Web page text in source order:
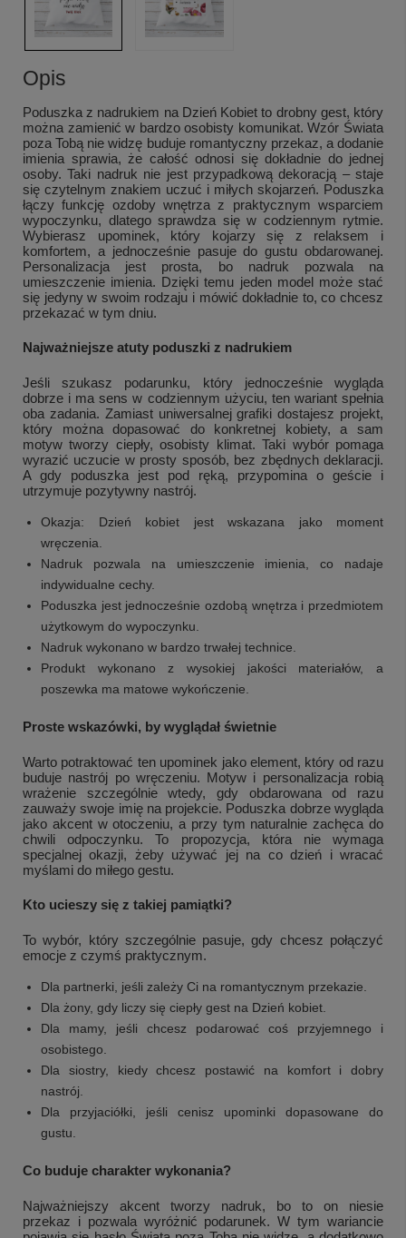
Opis
Poduszka z nadrukiem na Dzień Kobiet to drobny gest, który
można zamienić w bardzo osobisty komunikat. Wzór Świata
poza Tobą nie widzę buduje romantyczny przekaz, a dodanie
imienia sprawia, że całość odnosi się dokładnie do jednej
osoby. Taki nadruk nie jest przypadkową dekoracją – staje
się czytelnym znakiem uczuć i miłych skojarzeń. Poduszka
łączy funkcję ozdoby wnętrza z praktycznym wsparciem
wypoczynku, dlatego sprawdza się w codziennym rytmie.
Wybierasz upominek, który kojarzy się z relaksem i
komfortem, a jednocześnie pasuje do gustu obdarowanej.
Personalizacja jest prosta, bo nadruk pozwala na
umieszczenie imienia. Dzięki temu jeden model może stać
się jedyny w swoim rodzaju i mówić dokładnie to, co chcesz
przekazać w tym dniu.
Najważniejsze atuty poduszki z nadrukiem
Jeśli szukasz podarunku, który jednocześnie wygląda
dobrze i ma sens w codziennym użyciu, ten wariant spełnia
oba zadania. Zamiast uniwersalnej grafiki dostajesz projekt,
który można dopasować do konkretnej kobiety, a sam
motyw tworzy ciepły, osobisty klimat. Taki wybór pomaga
wyrazić uczucie w prosty sposób, bez zbędnych deklaracji.
A gdy poduszka jest pod ręką, przypomina o geście i
utrzymuje pozytywny nastrój.
Okazja: Dzień kobiet jest wskazana jako moment
wręczenia.
Nadruk pozwala na umieszczenie imienia, co nadaje
indywidualne cechy.
Poduszka jest jednocześnie ozdobą wnętrza i przedmiotem
użytkowym do wypoczynku.
Nadruk wykonano w bardzo trwałej technice.
Produkt wykonano z wysokiej jakości materiałów, a
poszewka ma matowe wykończenie.
Proste wskazówki, by wyglądał świetnie
Warto potraktować ten upominek jako element, który od razu
buduje nastrój po wręczeniu. Motyw i personalizacja robią
wrażenie szczególnie wtedy, gdy obdarowana od razu
zauważy swoje imię na projekcie. Poduszka dobrze wygląda
jako akcent w otoczeniu, a przy tym naturalnie zachęca do
chwili odpoczynku. To propozycja, która nie wymaga
specjalnej okazji, żeby używać jej na co dzień i wracać
myślami do miłego gestu.
Kto ucieszy się z takiej pamiątki?
To wybór, który szczególnie pasuje, gdy chcesz połączyć
emocje z czymś praktycznym.
Dla partnerki, jeśli zależy Ci na romantycznym przekazie.
Dla żony, gdy liczy się ciepły gest na Dzień kobiet.
Dla mamy, jeśli chcesz podarować coś przyjemnego i
osobistego.
Dla siostry, kiedy chcesz postawić na komfort i dobry
nastrój.
Dla przyjaciółki, jeśli cenisz upominki dopasowane do
gustu.
Co buduje charakter wykonania?
Najważniejszy akcent tworzy nadruk, bo to on niesie
przekaz i pozwala wyróżnić podarunek. W tym wariancie